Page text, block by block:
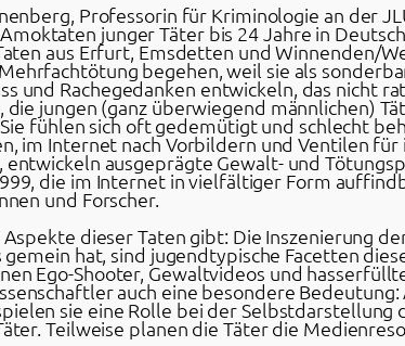
Professorin für Kriminologie an der
Amoktaten junger Täter bis 24 Jahre in
aus Erfurt, Emsdetten und Winnenden/
begehen, weil sie als
und Rachegedanken entwickeln, das nicht
die jungen (ganz überwiegend männlichen)
fühlen sich oft gedemütigt und schlecht
im Internet nach Vorbildern und Ventilen für
ausgeprägte Gewalt- und
die im Internet in vielfältiger Form
und Forscher.
dieser Taten gibt: Die Inszenierung
hat, sind jugendtypische Facetten
Ego-Shooter, Gewaltvideos und
auch eine besondere
sie eine Rolle bei der
Teilweise planen die Täter die